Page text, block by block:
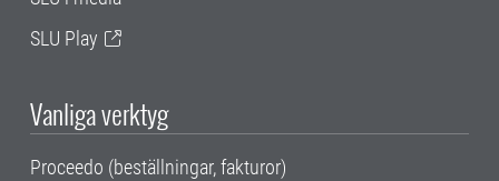
SLU Play
Vanliga verktyg
Proceedo (beställningar, fakturor)